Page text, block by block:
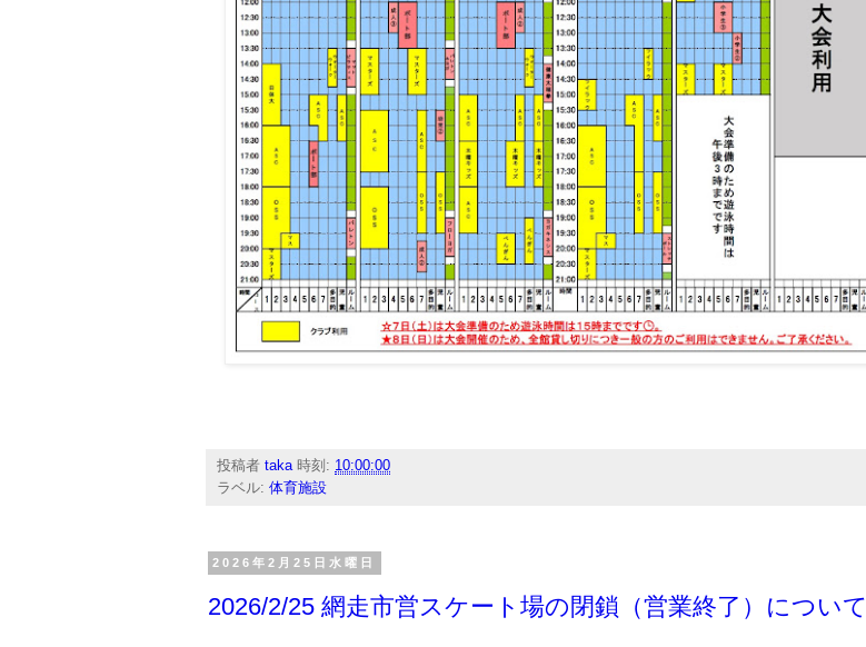
投稿者 taka 時刻: 10:00:00
ラベル: 体育施設
2026年2月25日水曜日
2026/2/25 網走市営スケート場の閉鎖（営業終了）について